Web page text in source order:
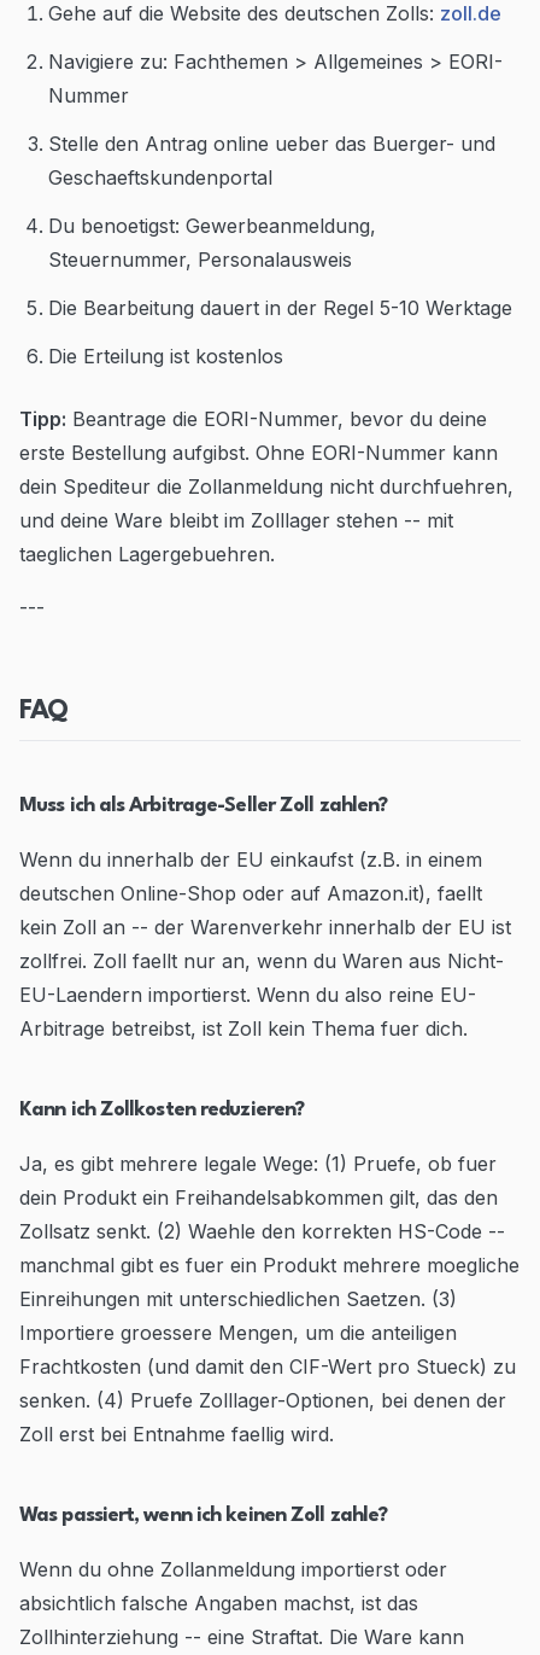
Gehe auf die Website des deutschen Zolls: zoll.de
Navigiere zu: Fachthemen > Allgemeines > EORI-
Nummer
Stelle den Antrag online ueber das Buerger- und
Geschaeftskundenportal
Du benoetigst: Gewerbeanmeldung,
Steuernummer, Personalausweis
Die Bearbeitung dauert in der Regel 5-10 Werktage
Die Erteilung ist kostenlos
Tipp: Beantrage die EORI-Nummer, bevor du deine
erste Bestellung aufgibst. Ohne EORI-Nummer kann
dein Spediteur die Zollanmeldung nicht durchfuehren,
und deine Ware bleibt im Zolllager stehen -- mit
taeglichen Lagergebuehren.
---
FAQ
Muss ich als Arbitrage-Seller Zoll zahlen?
Wenn du innerhalb der EU einkaufst (z.B. in einem
deutschen Online-Shop oder auf Amazon.it), faellt
kein Zoll an -- der Warenverkehr innerhalb der EU ist
zollfrei. Zoll faellt nur an, wenn du Waren aus Nicht-
EU-Laendern importierst. Wenn du also reine EU-
Arbitrage betreibst, ist Zoll kein Thema fuer dich.
Kann ich Zollkosten reduzieren?
Ja, es gibt mehrere legale Wege: (1) Pruefe, ob fuer
dein Produkt ein Freihandelsabkommen gilt, das den
Zollsatz senkt. (2) Waehle den korrekten HS-Code --
manchmal gibt es fuer ein Produkt mehrere moegliche
Einreihungen mit unterschiedlichen Saetzen. (3)
Importiere groessere Mengen, um die anteiligen
Frachtkosten (und damit den CIF-Wert pro Stueck) zu
senken. (4) Pruefe Zolllager-Optionen, bei denen der
Zoll erst bei Entnahme faellig wird.
Was passiert, wenn ich keinen Zoll zahle?
Wenn du ohne Zollanmeldung importierst oder
absichtlich falsche Angaben machst, ist das
Zollhinterziehung -- eine Straftat. Die Ware kann